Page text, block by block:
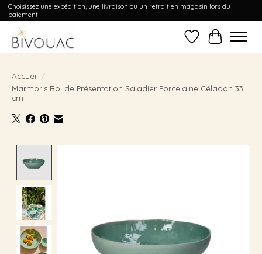
Choisissez une expédition, une livraison ou un retrait en magasin lors du
paiement
Liste dePanier
Accueil /
Marmoris Bol de Présentation Saladier Porcelaine Céladon 33
cm